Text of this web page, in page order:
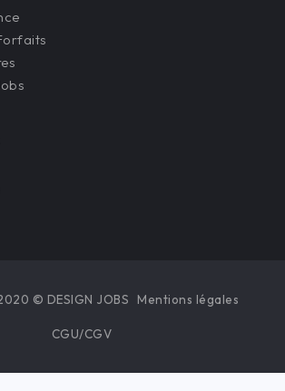
© DESIGN JOBS Mentions légales
CGU/CGV